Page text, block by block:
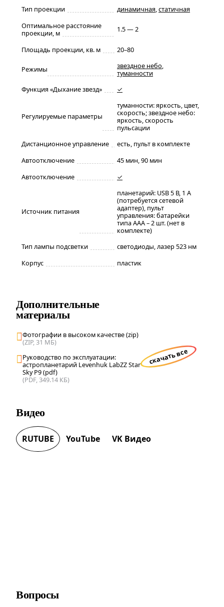
Тип проекции динамичная,статичная
Оптимальное расстояние
проекции, м
1.5 — 2
Площадь проекции, кв. м 20–80
Режимы звездное небо,
туманности
Функция «Дыхание звезд»
✓
Регулируемые параметры
туманности: яркость, цвет,
скорость; звездное небо:
яркость, скорость
пульсации
Дистанционное управление
есть, пульт в комплекте
Автоотключение
45 мин, 90 мин
Автоотключение
✓
Источник питания
планетарий: USB 5 В, 1 А
(потребуется сетевой
адаптер), пульт
управления: батарейки
типа AAA – 2 шт. (нет в
комплекте)
Тип лампы подсветки
светодиоды, лазер 523 нм
Корпус
пластик
Дополнительные
материалы
Фотографии в высоком качестве (zip)
(ZIP, 31 МБ)
Руководство по эксплуатации:
астропланетарий Levenhuk LabZZ Star
Sky P9 (pdf)
(PDF, 349.14 КБ)
скачать все
Видео
RUTUBE YouTube VK Видео
Вопросы